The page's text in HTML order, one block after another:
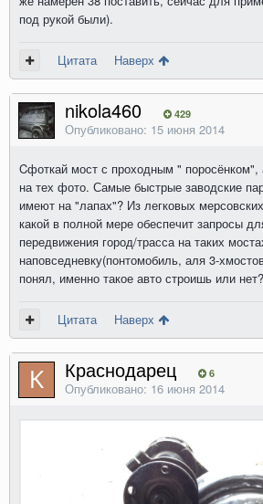
под рукой были).
Цитата Наверх
nikola460 429
Опубликовано: 15 июня 2014
Cфоткай мост с проходным " поросёнком",
на тех фото. Самые быстрые заводские
имеют на "лапах"? Из легковых
какой в полной мере обеспечит запросы
передвижения город/трасса на таких
наповседневку(понтомобиль, аля 3-
понял, именно такое авто строишь или нет?
Цитата Наверх
Краснодарец 6
Опубликовано: 16 июня 2014